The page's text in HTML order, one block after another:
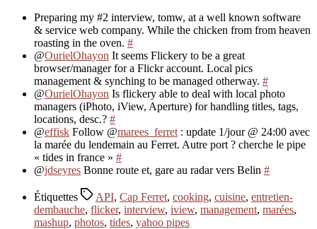
Preparing my #2 interview, tomw, at a well known software
& service web company. While the chicken from from heaven
roasting in the oven. #
@OurielOhayon It seems Flickery to be a great
browser/manager for a Flickr account. Local pics
management & synching to be managed otherway. #
@OurielOhayon Is flickery able to deal with local photo
managers (iPhoto, iView, Aperture) for handling titles, tags,
locations, desc.? #
@effisk Follow @marees_ferret : update 1/jour @ 24:00 avec
la marée du lendemain au Ferret. Autre port ? cherche le pipe
« tides in france » #
@jdseyres Bonne route et, gare au radar vers Belin #
Étiquettes API, Cap Ferret, cooking, cuisine, entretien-
dembauche, flicker, interview, iview, management, marées,
mashup, photos, tides, yahoo pipes